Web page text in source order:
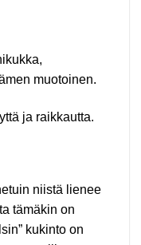
muotoinen.
niistä lienee
tämäkin on
kukinto on